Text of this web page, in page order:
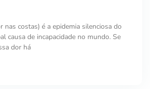
nas costas) é a epidemia silenciosa do
causa de incapacidade no mundo. Se
dor há